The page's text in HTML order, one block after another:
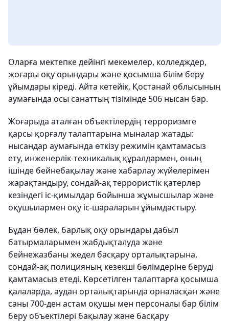
Оларға мектепке дейінгі мекемелер, колледждер,
жоғары оқу орындары және қосымша білім беру
ұйымдары кіреді. Айта кетейік, Қостанай облысының
аумағында осы санаттың тізімінде 506 нысан бар.
Жоғарыда аталған объектілердің терроризмге
қарсы қорғалу талаптарына мыналар жатады:
нысандар аумағында өткізу режимін қамтамасыз
ету, инженерлік-техникалық құралдармен, оның
ішінде бейнебақылау және хабарлау жүйелерімен
жарақтандыру, сондай-ақ террористік қатерлер
кезіндегі іс-қимылдар бойынша жұмысшылар және
оқушылармен оқу іс-шараларын ұйымдастыру.
Бұдан бөлек, барлық оқу орындары дабыл
батырмаларымен жабдықталуда және
бейнежазбаны жедел басқару орталықтарына,
сондай-ақ полицияның кезекші бөлімдеріне беруді
қамтамасыз етеді. Көрсетілген талаптарға қосымша
қалаларда, аудан орталықтарында орналасқан және
саны 700-ден астам оқушы мен персоналы бар білім
беру объектілері бақылау және басқару